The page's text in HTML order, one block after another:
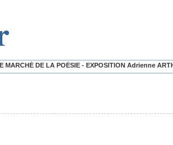
- EXPOSITION Adrienne ARTH invitée du mois